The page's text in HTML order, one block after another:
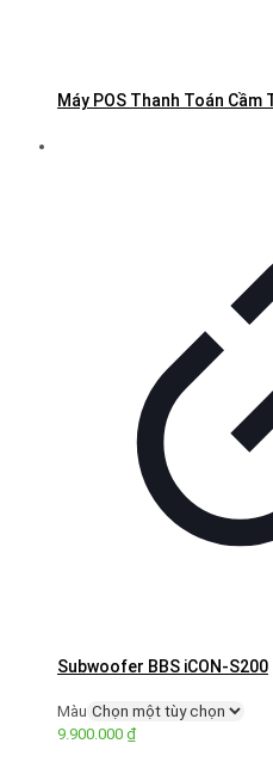
Máy POS Thanh Toán Cầm
Subwoofer BBS iCON-S200
Màu
9.900.000 ₫